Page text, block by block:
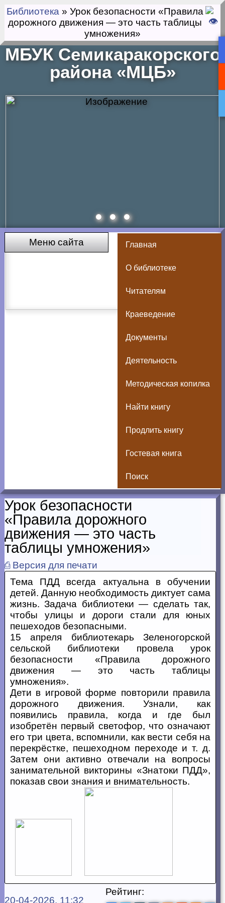
Библиотека » Урок безопасности «Правила
дорожного движения — это часть таблицы
умножения»
МБУК Семикаракорского
района «МЦБ»
Меню сайта Главная
О библиотеке
Читателям
Краеведение
Документы
Деятельность
Методическая копилка
Найти книгу
Продлить книгу
Гостевая книга
Поиск
Урок безопасности
«Правила дорожного
движения — это часть
таблицы умножения»
⎙ Версия для печати
Тема ПДД всегда актуальна в обучении
детей. Данную необходимость диктует сама
жизнь. Задача библиотеки — сделать так,
чтобы улицы и дороги стали для юных
пешеходов безопасными.
15 апреля библиотекарь Зеленогорской
сельской библиотеки провела урок
безопасности «Правила дорожного
движения — это часть таблицы
умножения».
Дети в игровой форме повторили правила
дорожного движения. Узнали, как
появились правила, когда и где был
изобретён первый светофор, что означают
его три цвета, вспомнили, как вести себя на
перекрёстке, пешеходном переходе и т. д.
Затем они активно отвечали на вопросы
занимательной викторины «Знатоки ПДД»,
показав свои знания и внимательность.
20-04-2026, 11:32
Рейтинг: